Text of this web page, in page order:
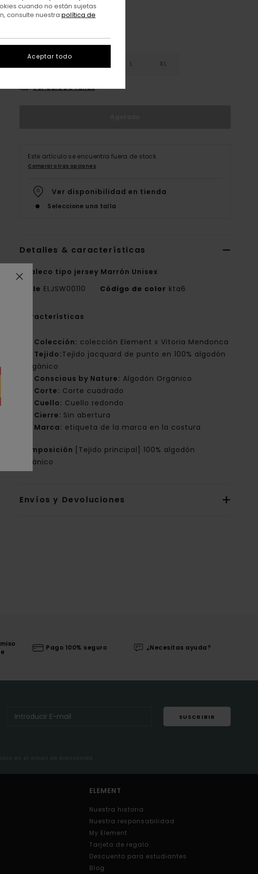
L XL
Ver Guía De Tallas
Este artículo se encuentra fuera de stock.
Comprar otras opciones
Ver disponibilidad en tienda
Seleccione una talla
Detalles & características
Chaleco tipo jersey Marrón Unisex
Style ELJSW00110 Código de color kta6
Características
Colección: colección Element x Vitoria Mendonca
Tejido:Tejido jacquard de punto en 100% algodón
orgánico
Conscious by Nature: Algodón Orgánico
Corte: Corte cuadrado
Cuello: Cuello redondo
Cierre: Sin abertura
Marca: etiqueta de la marca en la costura
Composición
[Tejido principal] 100% algodón
orgánico
Envíos y Devoluciones
Pago 100% seguro ¿Necesitas ayuda?
SUSCRIBIR
en el email de bienvenida
ELEMENT
Nuestra historia
Nuestra responsabilidad
My Element
Tarjeta de regalo
Descuento para estudiantes
Blog
cuando no están sujetas
consulte nuestra política de
Aceptar todo